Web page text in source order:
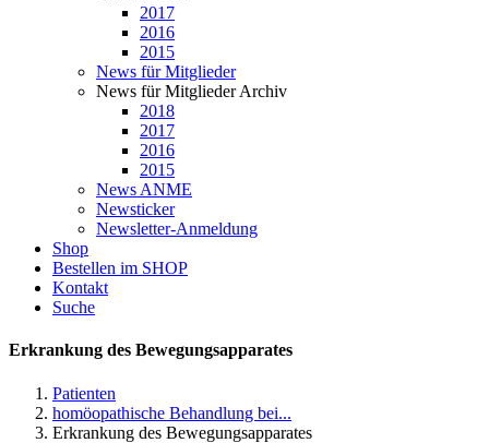
2017
2016
2015
News für Mitglieder
News für Mitglieder Archiv
2018
2017
2016
2015
News ANME
Newsticker
Newsletter-Anmeldung
Shop
Bestellen im SHOP
Kontakt
Suche
Erkrankung des Bewegungsapparates
Patienten
homöopathische Behandlung bei...
Erkrankung des Bewegungsapparates